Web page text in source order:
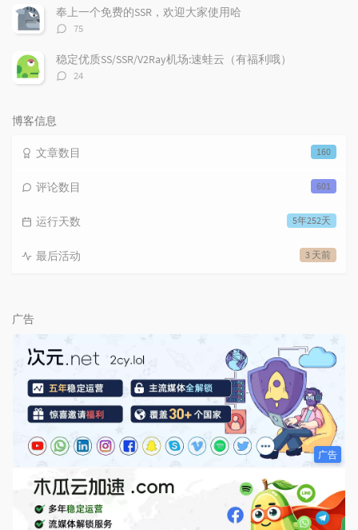
数：
奉上一个免费的SSR，欢迎大家使用哈
评
数：
75
稳定优质SS/SSR/V2Ray机场:速蛙云（有福利哦）
评
24
博客信息
160
文章数目
601
评论数目
5年252天
运行天数
3 天前
最后活动
广告
广告